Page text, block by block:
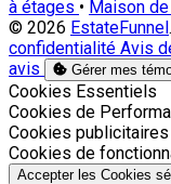
à étages • Maison
© 2026 EstateFunnel
confidentialité Avis
avis
Gérer mes
Activer
Cookies Essentiels
Activer
Cookies de
Activer
Cookies publicitaires
Activer
Cookies de
Accepter les Cookies